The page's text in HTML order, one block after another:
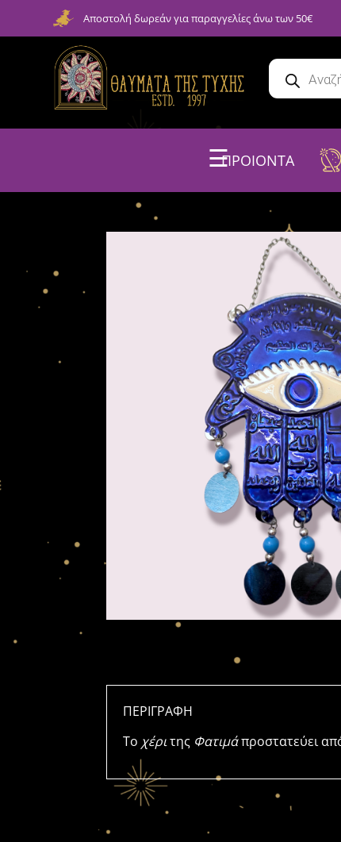
Αποστολή δωρεάν για παραγγελίες άνω των 50€
☰ΠΡΟΙΟΝΤΑ
ΠΕΡΙΓΡΑΦΗ
Tο χέριτης Φατιμάπροστατεύει